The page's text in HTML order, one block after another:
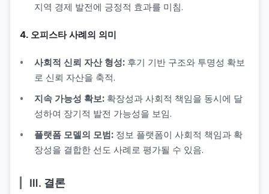
지역 경제 발전에 긍정적 효과를 미침.
4. 오피스타 사례의 의미
사회적 신뢰 자산 형성: 후기 기반 구조와 투명성 확보
로 신뢰 자산을 축적.
지속 가능성 확보: 확장성과 사회적 책임을 동시에 달
성하여 장기적 발전 가능성을 보임.
플랫폼 모델의 모범: 정보 플랫폼이 사회적 책임과 확
장성을 결합한 선도 사례로 평가될 수 있음.
Ⅲ. 결론